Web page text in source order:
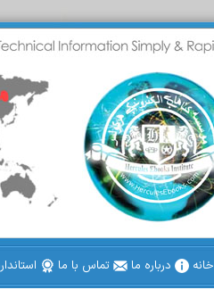
خانه درباره ما تماس با ما